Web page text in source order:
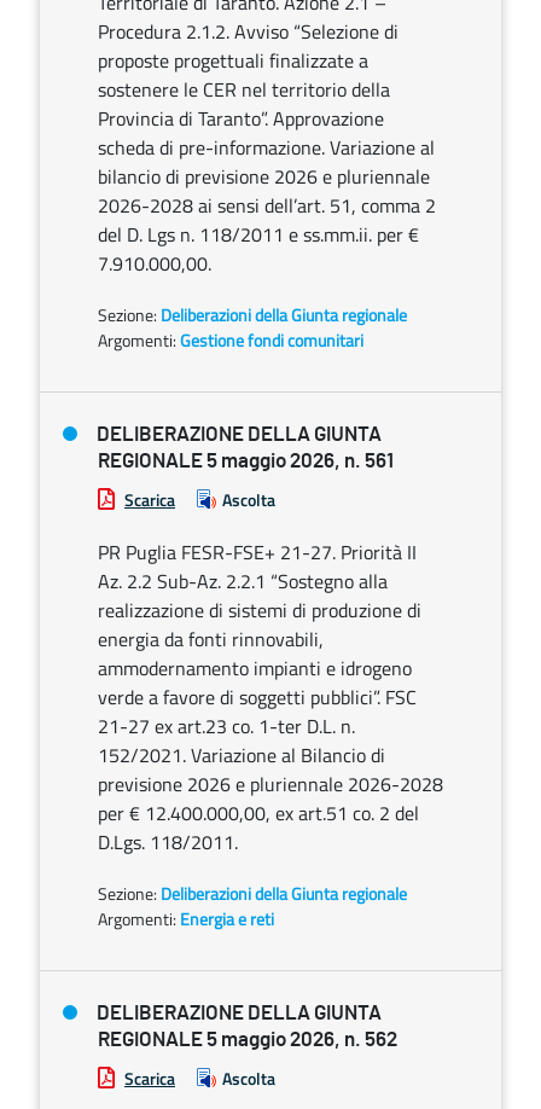
Procedura 2.1.2. Avviso “Selezione di
proposte progettuali finalizzate a
sostenere le CER nel territorio della
Provincia di Taranto”. Approvazione
scheda di pre-informazione. Variazione al
bilancio di previsione 2026 e pluriennale
2026-2028 ai sensi dell’art. 51, comma 2
del D. Lgs n. 118/2011 e ss.mm.ii. per €
7.910.000,00.
Sezione: Deliberazioni della Giunta regionale
Argomenti:Gestione fondi comunitari
DELIBERAZIONE DELLA GIUNTA
REGIONALE 5 maggio 2026, n. 561
Scarica Ascolta
PR Puglia FESR-FSE+ 21-27. Priorità II
Az. 2.2 Sub-Az. 2.2.1 “Sostegno alla
realizzazione di sistemi di produzione di
energia da fonti rinnovabili,
ammodernamento impianti e idrogeno
verde a favore di soggetti pubblici”. FSC
21-27 ex art.23 co. 1-ter D.L. n.
152/2021. Variazione al Bilancio di
previsione 2026 e pluriennale 2026-2028
per € 12.400.000,00, ex art.51 co. 2 del
D.Lgs. 118/2011.
Sezione: Deliberazioni della Giunta regionale
Argomenti: Energia e reti
DELIBERAZIONE DELLA GIUNTA
REGIONALE 5 maggio 2026, n. 562
Scarica Ascolta